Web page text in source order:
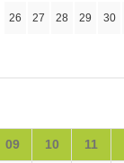
26 27 28 29 30
09 10 11